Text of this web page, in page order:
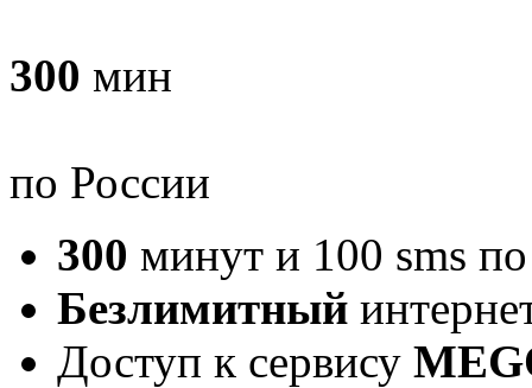
300 мин
по России
300 минут и 100 sms
Безлимитный
Доступ к сервису